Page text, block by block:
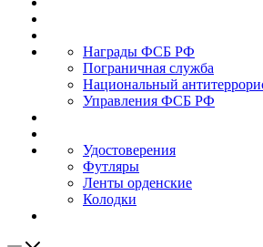
Награды ФСБ РФ
Пограничная служба
Национальный
Управления ФСБ РФ
Удостоверения
Футляры
Ленты орденские
Колодки